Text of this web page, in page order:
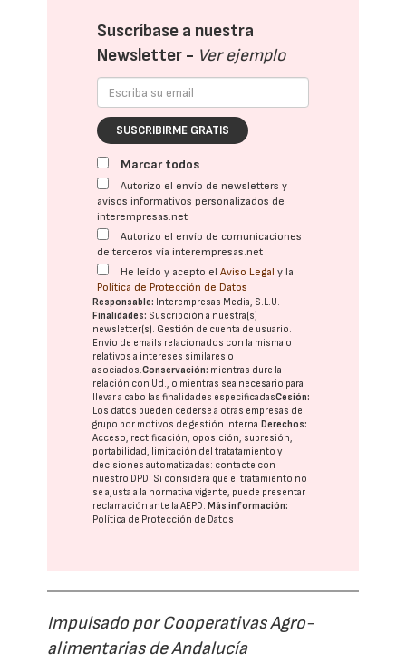
Suscríbase a nuestra
Newsletter - Ver ejemplo
SUSCRIBIRME GRATIS
Marcar todos
Autorizo el envío de newsletters y
avisos informativos personalizados de
interempresas.net
Autorizo el envío de comunicaciones
de terceros vía interempresas.net
He leído y acepto elAviso Legal y la
Política de Protección de Datos
Responsable: Interempresas Media, S.L.U.
Finalidades: Suscripción a nuestra(s)
newsletter(s). Gestión de cuenta de usuario.
Envío de emails relacionados con la misma o
relativos a intereses similares o
asociados.Conservación: mientras dure la
relación con Ud., o mientras sea necesario para
llevar a cabo las finalidades especificadasCesión:
Los datos pueden cederse a otras empresas del
grupo por motivos de gestión interna. Derechos:
Acceso, rectificación, oposición, supresión,
portabilidad, limitación del tratatamiento y
decisiones automatizadas: contacte con
nuestro DPD. Si considera que el tratamiento no
se ajusta a la normativa vigente, puede presentar
reclamación ante laAEPD. Más información:
Política de Protección de Datos
Impulsado por Cooperativas Agro-
alimentarias de Andalucía